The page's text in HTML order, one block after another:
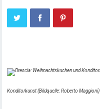
Konditorkunst (Bildquelle: Roberto Maggioni)